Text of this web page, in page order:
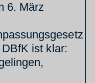
6. März
ist klar: